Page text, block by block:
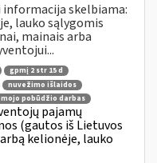
informacija skelbiama:
lauko sąlygomis
mainais arba
gpmį 2 str 15 d
nuvežimo išlaidos
pobūdžio darbas
pajamų
(gautos iš Lietuvos
kelionėje, lauko